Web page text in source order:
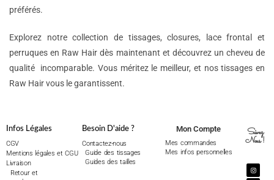
préférés.
Explorez notre collection de tissages, closures, lace frontal et
perruques en Raw Hair dès maintenant et découvrez un cheveu de
qualité incomparable. Vous méritez le meilleur, et nos tissages en
Raw Hair vous le garantissent.
Infos Légales
CGV
Mentions légales et CGU
Livraison
Retour et
Besoin D'aide ?
Contactez-nous
Guide des tissages
Guides des tailles
Mon Compte
Mes commandes
Mes infos personnelles
Suivez
Nous !